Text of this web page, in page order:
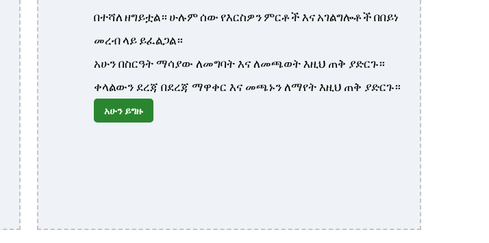
በተሻለ ዘግይቷል። ሁሉም ሰው የእርስዎን ምርቶች እና አገልግሎቶች በበይነ
መረብ ላይ ይፈልጋል።
አሁን በስርዓት ማሳያው ለመግባት እና ለመጫወት እዚህ ጠቅ ያድርጉ።
ቀላልውን ደረጃ በደረጃ ማዋቀር እና መጫኑን ለማየት እዚህ ጠቅ ያድርጉ።
አሁን ይግዙ